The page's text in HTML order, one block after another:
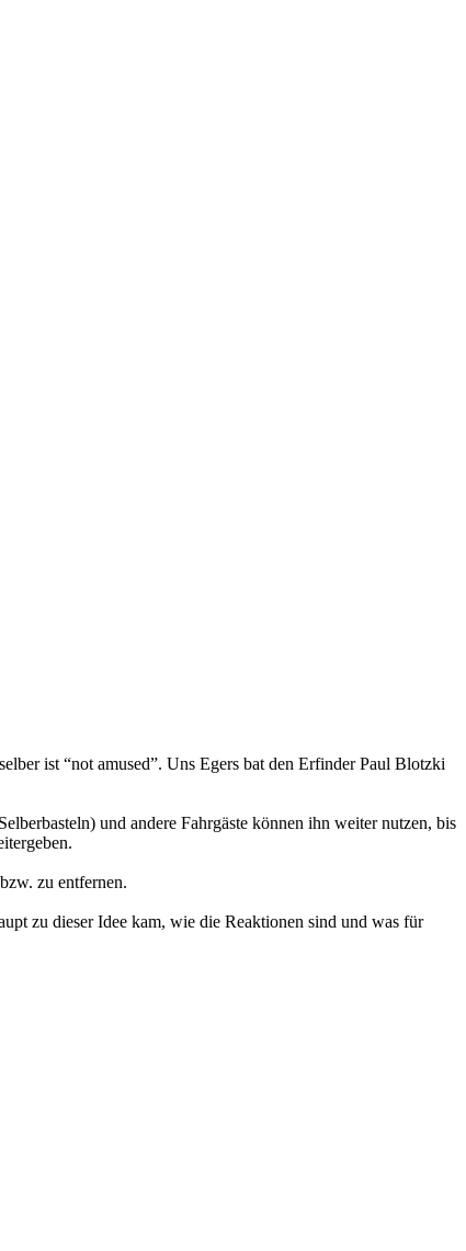
ist “not amused”. Uns Egers bat den Erfinder Paul Blotzki
und andere Fahrgäste können ihn weiter nutzen, bis
zu entfernen.
zu dieser Idee kam, wie die Reaktionen sind und was für